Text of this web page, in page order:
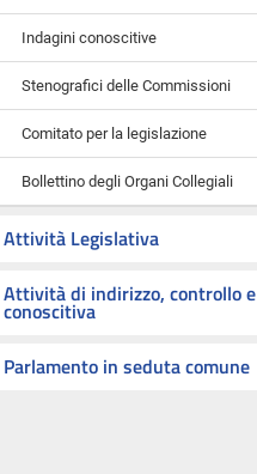
Indagini conoscitive
Stenografici delle Commissioni
Comitato per la legislazione
Bollettino degli Organi Collegiali
Attività Legislativa
Attività di indirizzo, controllo e
conoscitiva
Parlamento in seduta comune